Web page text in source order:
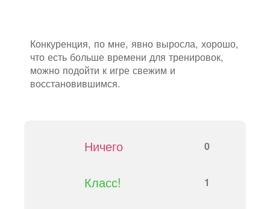
Конкуренция, по мне, явно выросла, хорошо,
что есть больше времени для тренировок,
можно подойти к игре свежим и
восстановившимся.
Ничего 0
Класс! 1